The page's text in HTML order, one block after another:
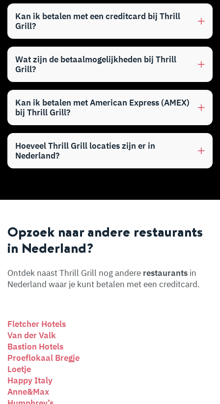
Kan ik betalen met een creditcard bij Thrill
Grill?
Wat zijn de betaalmogelijkheden bij Thrill
Grill?
Kan ik betalen met American Express (AMEX)
bij Thrill Grill?
Hoeveel Thrill Grill locaties zijn er in
Nederland?
Opzoek naar andere restaurants
in Nederland?
Ontdek naast Thrill Grill nog andere restaurants in
Nederland waar je kunt betalen met een creditcard.
Fletcher Hotels
Van der Valk
Bastion Hotels
Proeflokaal Bregje
Loetje
Happy Italy
Anne&Max